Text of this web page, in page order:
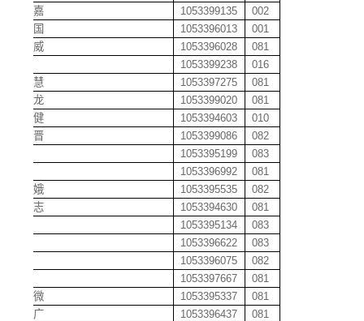
贺思嘉
1053399135
002
贺先国
1053396013
001
贺小威
1053396028
081
1053399238
016
贺泽慧
1053397275
081
贺蛟龙
1053399020
081
洪安健
1053394603
010
洪程晋
1053399086
082
1053395199
083
1053396992
081
洪淑娥
1053395535
082
洪学志
1053394630
081
1053395134
083
1053396622
083
1053396075
082
1053397667
081
侯微微
1053395337
081
侯彦广
1053396437
081